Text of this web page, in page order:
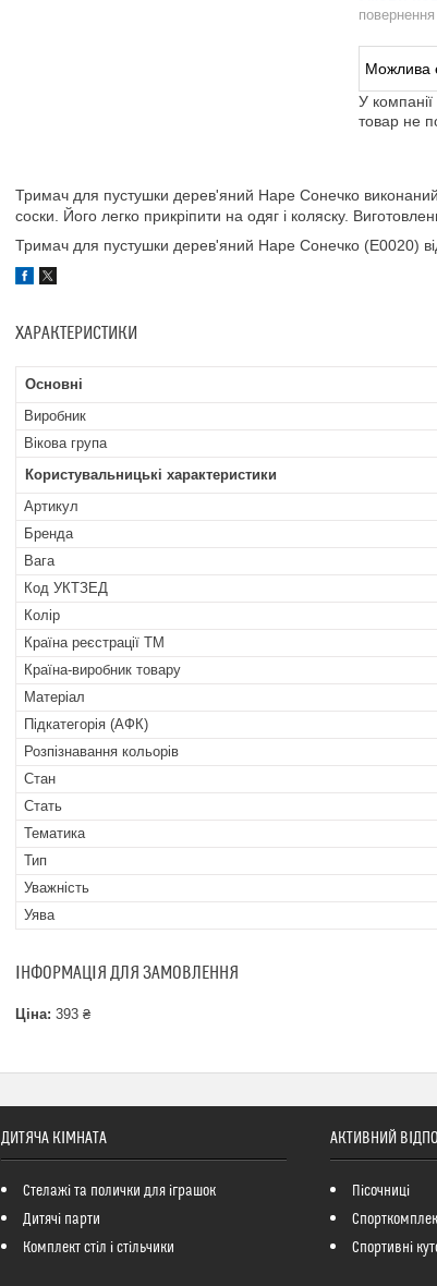
У
товар не
Тримач для пустушки дерев'яний Hape Сонечко виконаний
соски. Його легко прикріпити на одяг і коляску.
Тримач для пустушки дерев'яний Hape Сонечко (E0020)
ХАРАКТЕРИСТИКИ
Основні
Виробник
Вікова група
Користувальницькі характеристики
Артикул
Бренда
Вага
Код УКТЗЕД
Колір
Країна реєстрації ТМ
Країна-виробник товару
Матеріал
Підкатегорія (АФК)
Розпізнавання кольорів
Стан
Стать
Тематика
Тип
Уважність
Уява
ІНФОРМАЦІЯ ДЛЯ ЗАМОВЛЕННЯ
Ціна: 393 ₴
ДИТЯЧА КІМНАТА
Стелажі та полички для іграшок
Дитячі парти
Комплект стіл і стільчики
АКТИВНИЙ
Пісочниці
Спортивні